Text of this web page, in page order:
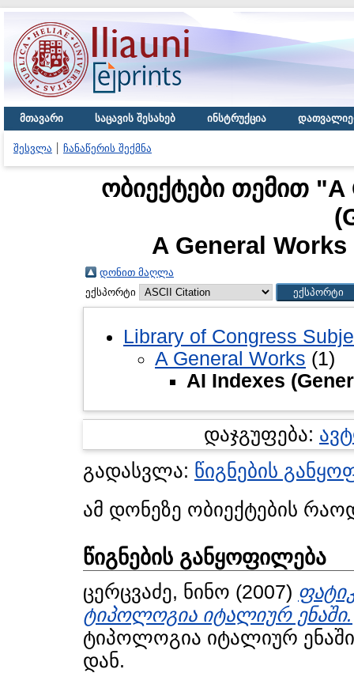
მთავარი საცავის შესახებ ინსტრუქცია
შესვლა ჩანაწერის შექმნა
ობიექტები თემით "A
A General
დონით მაღლა
ექსპორტი
Library of Congress
A General Works (1)
AI Indexes
დაჯგუფება:
გადასვლა: წიგნების
ამ დონეზე ობიექტების
წიგნების განყოფილება
ცერცვაძე, ნინო (2007)
ტიპოლოგია იტალიურ ენაში.
ტიპოლოგია იტალიურ
დან.